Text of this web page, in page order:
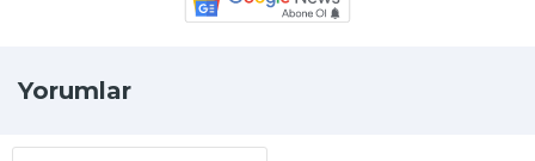
Yorumlar